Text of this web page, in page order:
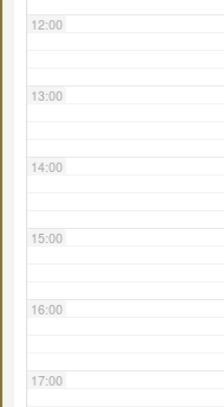
12:00
13:00
14:00
15:00
16:00
17:00